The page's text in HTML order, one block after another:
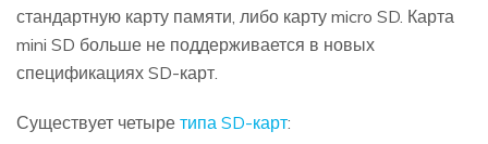
стандартную карту памяти, либо карту micro SD. Карта
mini SD больше не поддерживается в новых
спецификациях SD-карт.
Существует четыре типа SD-карт: